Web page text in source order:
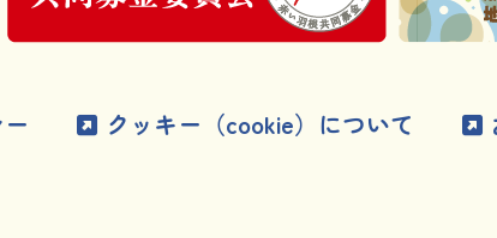
クッキー（cookie）について